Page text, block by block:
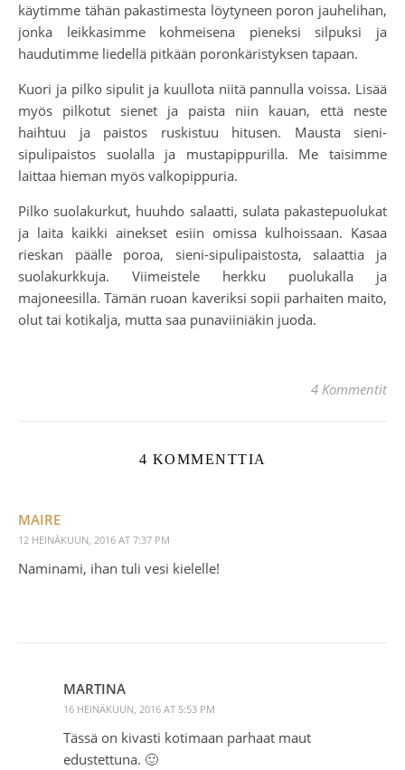
käytimme tähän pakastimesta löytyneen poron jauhelihan,
jonka leikkasimme kohmeisena pieneksi silpuksi ja
haudutimme liedellä pitkään poronkäristyksen tapaan.
Kuori ja pilko sipulit ja kuullota niitä pannulla voissa. Lisää
myös pilkotut sienet ja paista niin kauan, että neste
haihtuu ja paistos ruskistuu hitusen. Mausta sieni-
sipulipaistos suolalla ja mustapippurilla. Me taisimme
laittaa hieman myös valkopippuria.
Pilko suolakurkut, huuhdo salaatti, sulata pakastepuolukat
ja laita kaikki ainekset esiin omissa kulhoissaan. Kasaa
rieskan päälle poroa, sieni-sipulipaistosta, salaattia ja
suolakurkkuja. Viimeistele herkku puolukalla ja
majoneesilla. Tämän ruoan kaveriksi sopii parhaiten maito,
olut tai kotikalja, mutta saa punaviiniäkin juoda.
4 Kommentit
4 KOMMENTTIA
MAIRE
12 HEINÄKUUN, 2016 AT 7:37 PM
Naminami, ihan tuli vesi kielelle!
MARTINA
16 HEINÄKUUN, 2016 AT 5:53 PM
Tässä on kivasti kotimaan parhaat maut
edustettuna. 🙂